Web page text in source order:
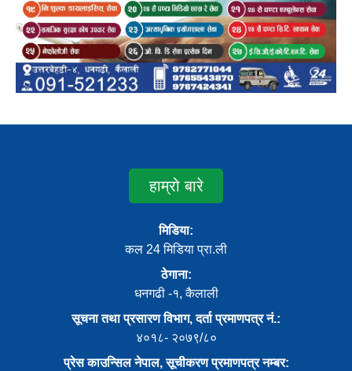
हाम्रो बारे
मिडिया:
कल 24 मिडिया प्रा.ली
ठेगाना:
धनगढी -१, कैलाली
सूचना तथा प्रसारण विभाग, दर्ता प्रमाणपत्र नं.:
४०१८- २०७९/८०
प्रेस काउन्सिल नेपाल, सूचीकरण प्रमाणपत्र नम्बर: